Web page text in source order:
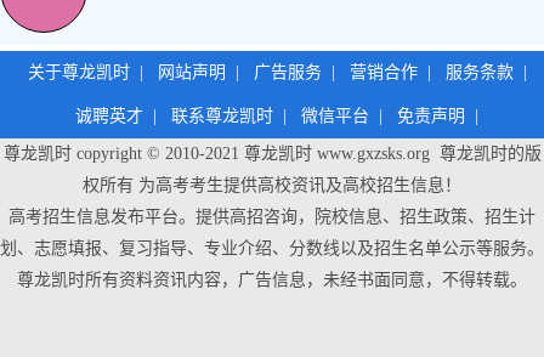
关于尊龙凯时 网站声明 广告服务 营销合作 服务条款
诚聘英才 联系尊龙凯时 微信平台 免责声明
尊龙凯时 copyright © 2010-2021 尊龙凯时www.gxzsks.org 尊龙凯时的版
权所有 为高考考生提供高校资讯及高校招生信息！
高考招生信息发布平台。提供高招咨询，院校信息、招生政策、招生计
划、志愿填报、复习指导、专业介绍、分数线以及招生名单公示等服务。
尊龙凯时所有资料资讯内容，广告信息，未经书面同意，不得转载。